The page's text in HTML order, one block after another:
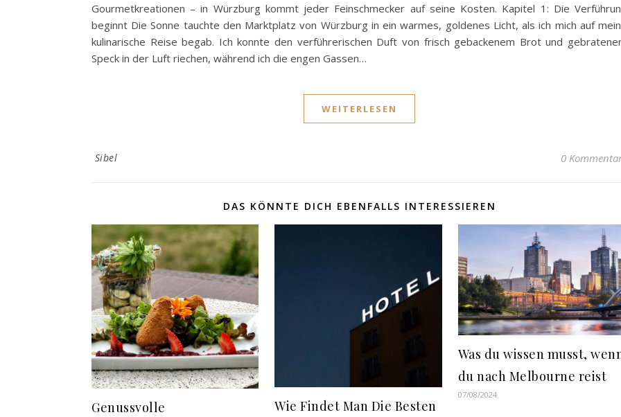
Gourmetkreationen – in Würzburg kommt jeder Feinschmecker auf seine Kosten. Kapitel 1: Die
beginnt Die Sonne tauchte den Marktplatz von Würzburg in ein warmes, goldenes Licht, als ich mich auf
kulinarische Reise begab. Ich konnte den verführerischen Duft von frisch gebackenem Brot und
Speck in der Luft riechen, während ich die engen Gassen…
WEITERLESEN
Sibel 0
DAS KÖNNTE DICH EBENFALLS INTERESSIEREN
Genussvolle
Wie Findet Man Die Besten
Was du wissen musst,
du nach Melbourne reist
07/08/2024